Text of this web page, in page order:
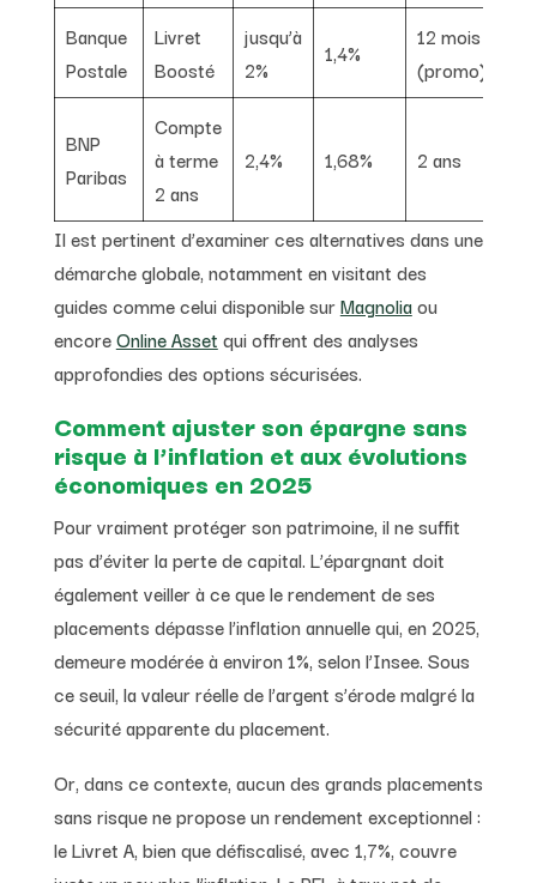
Banque
Postale
Livret
Boosté
jusqu’à
2%
1,4%
12 mois
(promo)
BNP
Paribas
Compte
à terme
2 ans
2,4% 1,68% 2 ans
Il est pertinent d’examiner ces alternatives dans une
démarche globale, notamment en visitant des
guides comme celui disponible surMagnoliaou
encoreOnline Asset qui offrent des analyses
approfondies des options sécurisées.
Comment ajuster son épargne sans
risque à l’inflation et aux évolutions
économiques en 2025
Pour vraiment protéger son patrimoine, il ne suffit
pas d’éviter la perte de capital. L’épargnant doit
également veiller à ce que le rendement de ses
placements dépasse l’inflation annuelle qui, en 2025,
demeure modérée à environ 1%, selon l’Insee. Sous
ce seuil, la valeur réelle de l’argent s’érode malgré la
sécurité apparente du placement.
Or, dans ce contexte, aucun des grands placements
sans risque ne propose un rendement exceptionnel :
le Livret A, bien que défiscalisé, avec 1,7%, couvre